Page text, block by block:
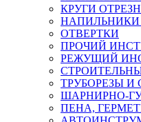
КРУГИ
НАПИЛЬНИКИ
ОТВЕРТКИ
ПРОЧИЙ
РЕЖУЩИЙ
ТРУБОРЕЗЫ
ШАРНИРНО-
ПЕНА,